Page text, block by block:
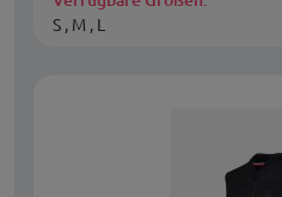
S , M , L